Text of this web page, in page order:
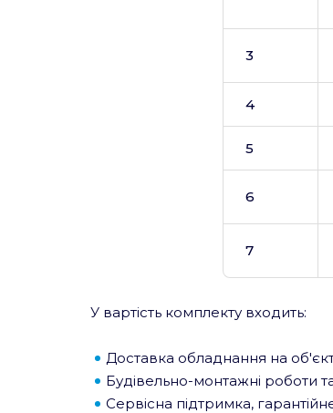
3
4
5
6
7
У вартість комплекту входить:
Доставка обладнання на
Будівельно-монтажні роботи
Сервісна підтримка,